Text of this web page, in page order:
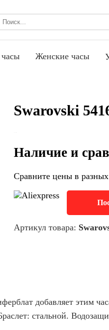
Женские часы
Swarovski
Наличие и
Сравните цены в
Артикул товара:
добавляет этим
стальной.